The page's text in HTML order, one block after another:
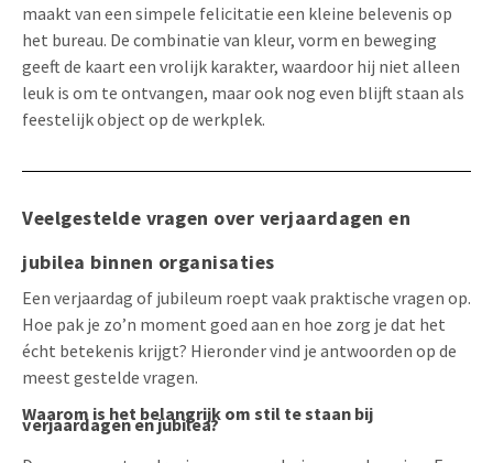
maakt van een simpele felicitatie een kleine belevenis op
het bureau. De combinatie van kleur, vorm en beweging
geeft de kaart een vrolijk karakter, waardoor hij niet alleen
leuk is om te ontvangen, maar ook nog even blijft staan als
feestelijk object op de werkplek.
Veelgestelde vragen over verjaardagen en
jubilea binnen organisaties
Een verjaardag of jubileum roept vaak praktische vragen op.
Hoe pak je zo’n moment goed aan en hoe zorg je dat het
écht betekenis krijgt? Hieronder vind je antwoorden op de
meest gestelde vragen.
Waarom is het belangrijk om stil te staan bij
verjaardagen en jubilea?